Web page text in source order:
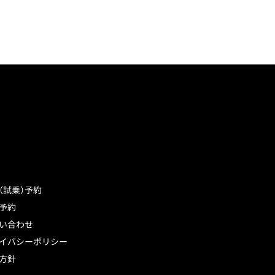
試乗）予約
約
合わせ
バシーポリシー
針